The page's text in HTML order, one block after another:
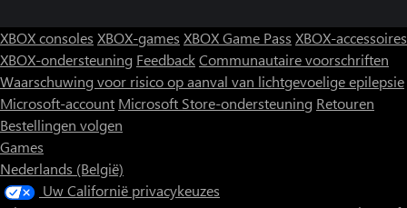
XBOX consoles XBOX-games XBOX Game Pass XBOX-accessoires
XBOX-ondersteuning FeedbackCommunautaire voorschriften
Waarschuwing voor risico op aanval van lichtgevoelige epilepsie
Microsoft-account Microsoft Store-ondersteuning Retouren
Bestellingen volgen
Games
Nederlands (België)
Uw Californië privacykeuzes